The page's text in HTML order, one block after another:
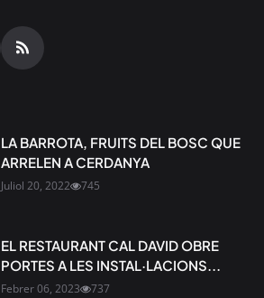
LA BARROTA, FRUITS DEL BOSC QUE
ARRELEN A CERDANYA
Juliol 20, 2022 745
EL RESTAURANT CAL DAVID OBRE
PORTES A LES INSTAL·LACIONS...
Febrer 06, 2023 737